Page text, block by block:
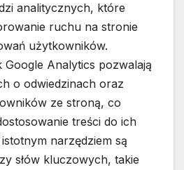
analitycznych, które
ruchu na stronie
użytkowników.
Google Analytics pozwalają
o odwiedzinach oraz
ze stroną, co
treści do ich
narzędziem są
słów kluczowych, takie